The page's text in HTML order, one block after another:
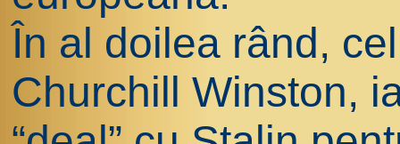
În al doilea rând,
Churchill Winston,